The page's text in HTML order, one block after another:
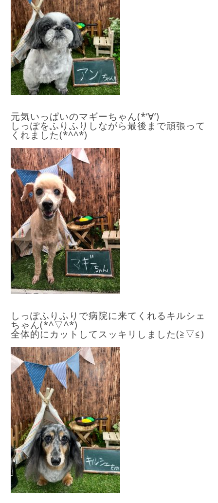
元気いっぱいのマギーちゃん(*‘∀‘)
しっぽをふりふりしながら最後まで頑張って
くれました(*^^*)
しっぽふりふりで病院に来てくれるキルシェ
ちゃん(*^▽^*)
全体的にカットしてスッキリしました(≧▽≦)